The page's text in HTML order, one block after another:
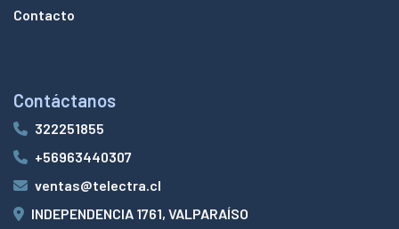
Contacto
Contáctanos
322251855
+56963440307
ventas@telectra.cl
INDEPENDENCIA 1761, VALPARAÍSO